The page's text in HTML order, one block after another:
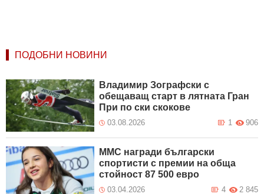
ПОДОБНИ НОВИНИ
Владимир Зографски с
обещаващ старт в лятната Гран
При по ски скокове
03.08.2026 906
1
ММС награди български
спортисти с премии на обща
стойност 87 500 евро
03.04.2026 2 845
4